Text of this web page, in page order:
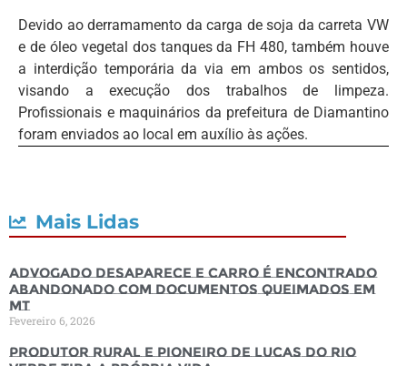
Devido ao derramamento da carga de soja da carreta VW
e de óleo vegetal dos tanques da FH 480, também houve
a interdição temporária da via em ambos os sentidos,
visando a execução dos trabalhos de limpeza.
Profissionais e maquinários da prefeitura de Diamantino
foram enviados ao local em auxílio às ações.
Mais Lidas
Advogado desaparece e carro é encontrado
abandonado com documentos queimados em
MT
Fevereiro 6, 2026
Produtor rural e pioneiro de Lucas do Rio